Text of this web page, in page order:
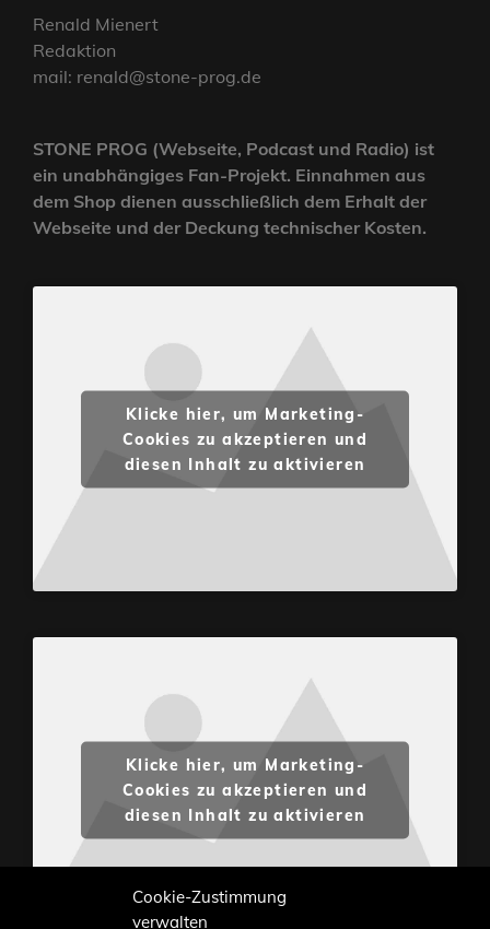
Cookie-Zustimmung
verwalten
Renald Mienert
Redaktion
mail: renald@stone-prog.de
STONE PROG (Webseite, Podcast und Radio) ist
ein unabhängiges Fan-Projekt. Einnahmen aus
dem Shop dienen ausschließlich dem Erhalt der
Webseite und der Deckung technischer Kosten.
Klicke hier, um Marketing-
Cookies zu akzeptieren und
diesen Inhalt zu aktivieren
Klicke hier, um Marketing-
Cookies zu akzeptieren und
diesen Inhalt zu aktivieren